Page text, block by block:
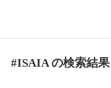
#ISAIA の検索結果